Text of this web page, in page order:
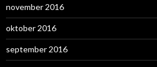
november 2016
oktober 2016
september 2016